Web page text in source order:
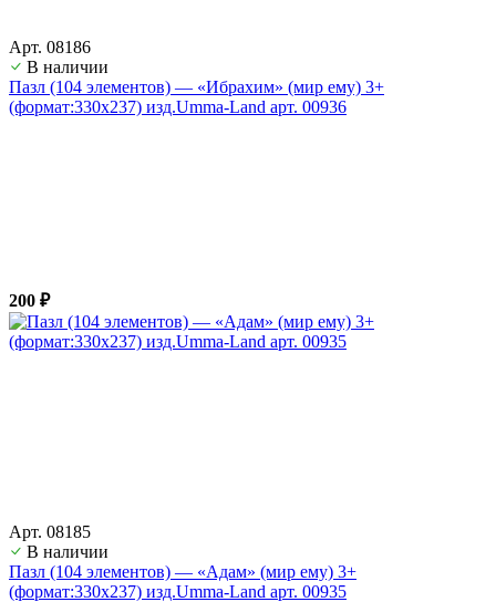
Арт. 08186
В наличии
Пазл (104 элементов) — «Ибрахим» (мир ему) 3+
(формат:330х237) изд.Umma-Land арт. 00936
200 ₽
Арт. 08185
В наличии
Пазл (104 элементов) — «Адам» (мир ему) 3+
(формат:330х237) изд.Umma-Land арт. 00935